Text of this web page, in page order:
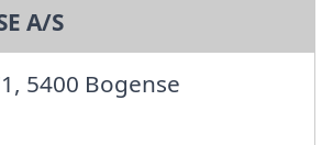
A/S
5400 Bogense